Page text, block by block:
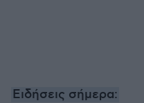
Ειδήσεις σήμερα: